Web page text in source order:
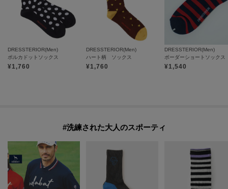
DRESSTERIOR(Men)
ポルカドットソックス
¥1,760
DRESSTERIOR(Men)
ハート柄 ソックス
¥1,760
DRESSTERIOR(Men)
ボーダーショートソックス
¥1,540
#洗練された大人のスポーティ